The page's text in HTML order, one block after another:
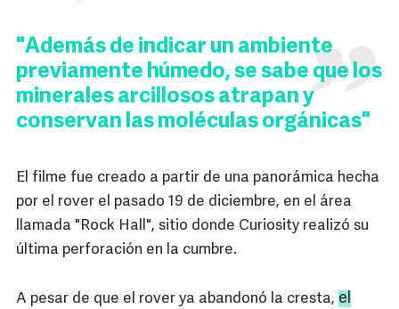
"Además de indicar un ambiente
previamente húmedo, se sabe que los
minerales arcillosos atrapan y
conservan las moléculas orgánicas"
El filme fue creado a partir de una panorámica hecha
por el rover el pasado 19 de diciembre, en el área
llamada "Rock Hall", sitio donde Curiosity realizó su
última perforación en la cumbre.
A pesar de que el rover ya abandonó la cresta, el